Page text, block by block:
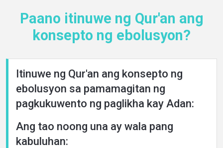
Home
About
Paano itinuwe ng Qur'an ang
konsepto ng ebolusyon?
Itinuwe ng Qur'an ang konsepto ng
ebolusyon sa pamamagitan ng
pagkukuwento ng paglikha kay Adan:
Ang tao noong una ay wala pang
kabuluhan: